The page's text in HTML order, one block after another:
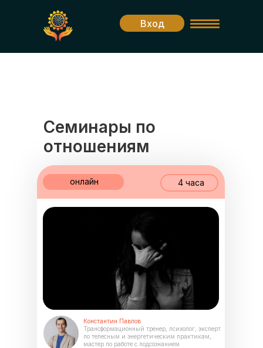
Вход
4 часа
онлайн
Семинары по
отношениям
Константин Павлов
Трансформационный тренер, психолог, эксперт
по телесным и энергетическим практикам,
мастер по работе с подсознанием